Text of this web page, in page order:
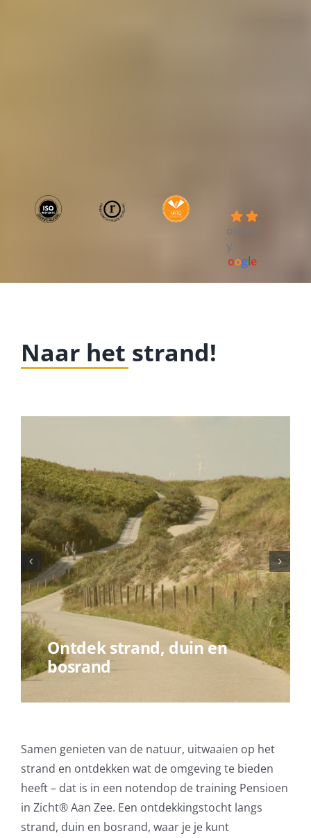
powered
by
oogle
Naar het strand!
Geschiedenis van het
strandbezoek
Samen genieten van de natuur, uitwaaien op het
strand en ontdekken wat de omgeving te bieden
heeft – dat is in een notendop de training Pensioen
in Zicht®️ Aan Zee. Een ontdekkingstocht langs
strand, duin en bosrand, waar je je kunt